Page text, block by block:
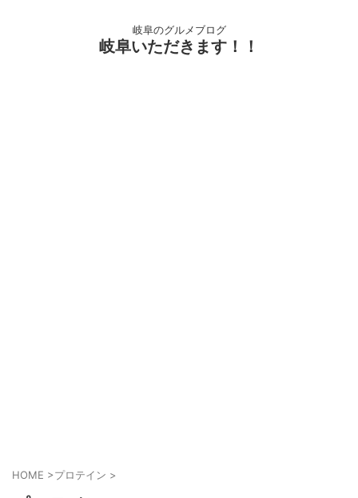
岐阜のグルメブログ
岐阜いただきます！！
HOME >プロテイン >